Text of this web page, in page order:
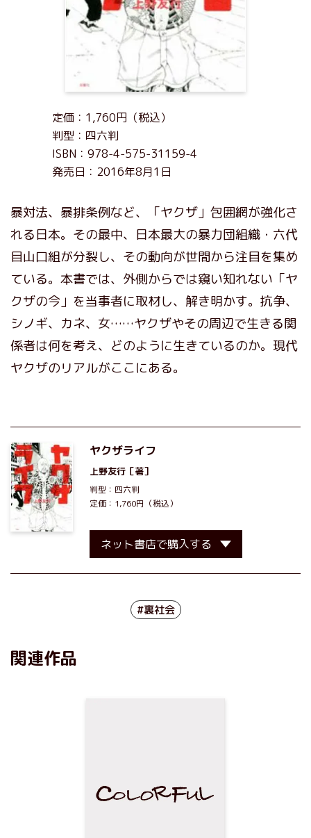
定価：1,760円（税込）
判型：四六判
ISBN：978-4-575-31159-4
発売日：2016年8月1日
暴対法、暴排条例など、「ヤクザ」包囲網が強化さ
れる日本。その最中、日本最大の暴力団組織・六代
目山口組が分裂し、その動向が世間から注目を集め
ている。本書では、外側からでは窺い知れない「ヤ
クザの今」を当事者に取材し、解き明かす。抗争、
シノギ、カネ、女……ヤクザやその周辺で生きる関
係者は何を考え、どのように生きているのか。現代
ヤクザのリアルがここにある。
ヤクザライフ
上野友行 ［著］
判型：四六判
定価：1,760円（税込）
ネット書店で購入する
#裏社会
関連作品